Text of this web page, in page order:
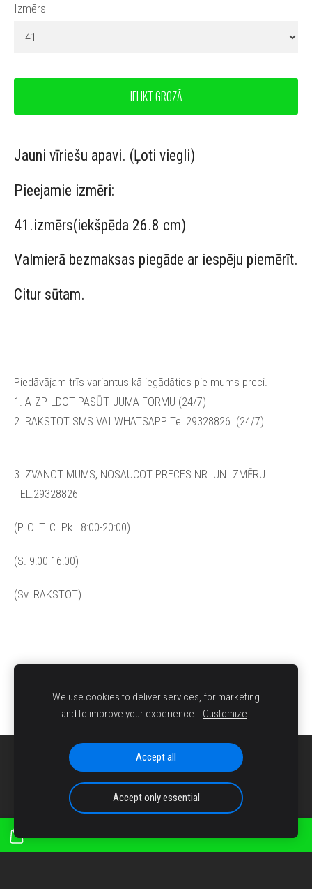
Izmērs
IELIKT GROZĀ
Jauni vīriešu apavi. (Ļoti viegli)
Pieejamie izmēri:
41.izmērs(iekšpēda 26.8 cm)
Valmierā bezmaksas piegāde ar iespēju piemērīt.
Citur sūtam.
Piedāvājam trīs variantus kā iegādāties pie mums preci.
1. AIZPILDOT PASŪTIJUMA FORMU (24/7)
2. RAKSTOT SMS VAI WHATSAPP Tel.29328826 (24/7)
3. ZVANOT MUMS, NOSAUCOT PRECES NR. UN IZMĒRU.
TEL.29328826
(P. O. T. C. Pk. 8:00-20:00)
(S. 9:00-16:00)
(Sv. RAKSTOT)
SĪKDATNES
We use cookies to deliver services, for marketing
and to improve your experience. Customize
Accept all
Accept only essential